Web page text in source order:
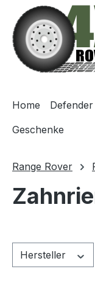
Hauptinhalt
Zur Suche springen
Zur
Home Defender
Geschenke
Range Rover
Hersteller